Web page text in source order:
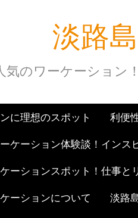
淡路
気のワーケーション
に理想のスポット 利便
ケーション体験談！インス
ーションスポット！仕事と
ーションについて
淡路